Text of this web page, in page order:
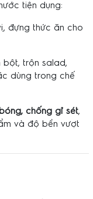
tiện dụng:
đựng thức ăn cho
trộn salad,
dùng trong chế
chống gỉ sét,
và độ bền vượt